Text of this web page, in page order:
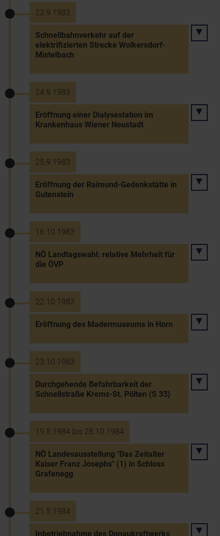
23.9.1983
Schnellbahnverkehr auf der
elektrifizierten Strecke Wolkersdorf-
Mistelbach
24.9.1983
Eröffnung einer Dialysestation im
Krankenhaus Wiener Neustadt
25.9.1983
Eröffnung der Raimund-Gedenkstätte in
Gutenstein
16.10.1983
NÖ Landtagswahl: relative Mehrheit für
die ÖVP
22.10.1983
Eröffnung des Madermuseums in Horn
23.10.1983
Durchgehende Befahrbarkeit der
Schnellstraße Krems-St. Pölten (S 33)
19.5.1984 bis 28.10.1984
NÖ Landesausstellung "Das Zeitalter
Kaiser Franz Josephs" (1) in Schloss
Grafenegg
21.5.1984
Inbetriebnahme des Donaukraftwerks